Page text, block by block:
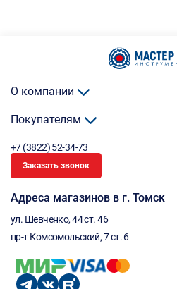
О компании
Покупателям
+7 (3822) 52-34-73
Заказать звонок
Адреса магазинов в г. Томск
ул. Шевченко, 44 ст. 46
пр-т Комсомольский, 7 ст. 6